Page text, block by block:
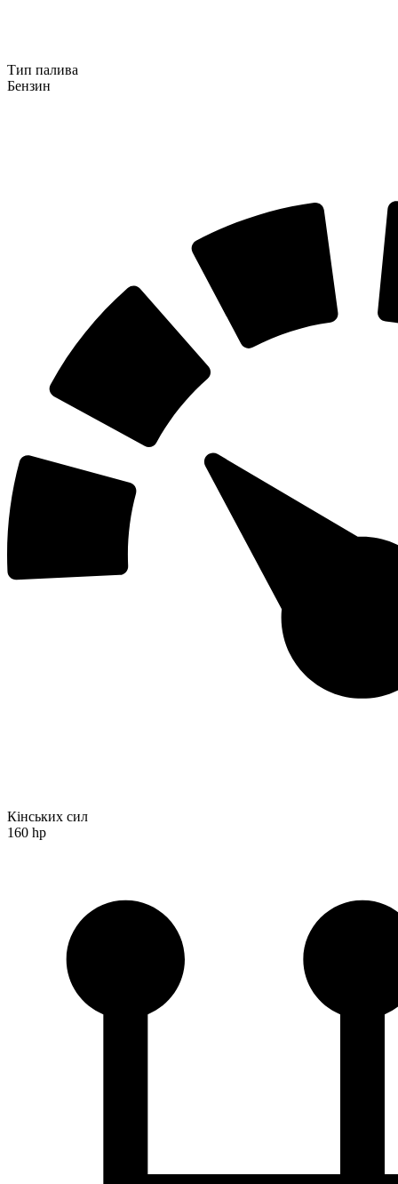
Тип палива
Бензин
Кінських сил
160 hp